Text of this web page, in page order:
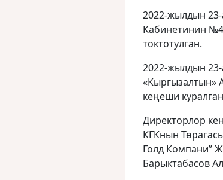
2022-жылдын
Кабинетинин
токтотулган.
2022-жылдын
«Кыргызалтын»
кеңеши
Директорлор
КГКнын
Голд Компани”
Барыктабасов